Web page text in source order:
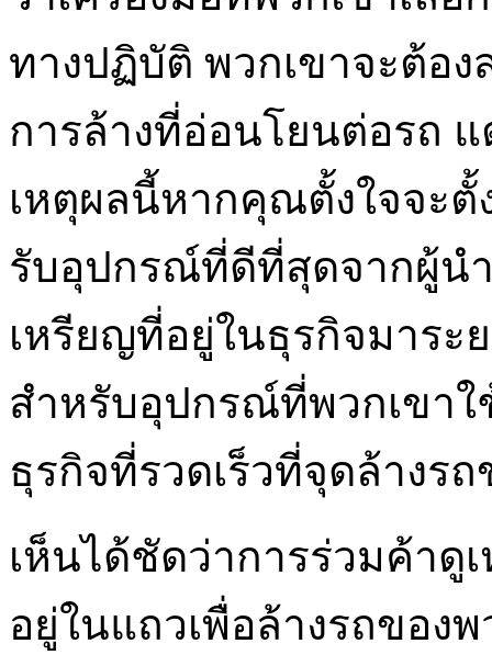
ทางปฏิบัติ พวกเขาจะต้อ
การล้างที่อ่อนโยนต่อรถ
เหตุผลนี้หากคุณตั้งใจจะ
รับอุปกรณ์ที่ดีที่สุดจากผู้น
เหรียญที่อยู่ในธุรกิจมาระ
สำหรับอุปกรณ์ที่พวกเขา
ธุรกิจที่รวดเร็วที่จุดล้างร
เห็นได้ชัดว่าการร่วมค้าดู
อยู่ในแถวเพื่อล้างรถของ